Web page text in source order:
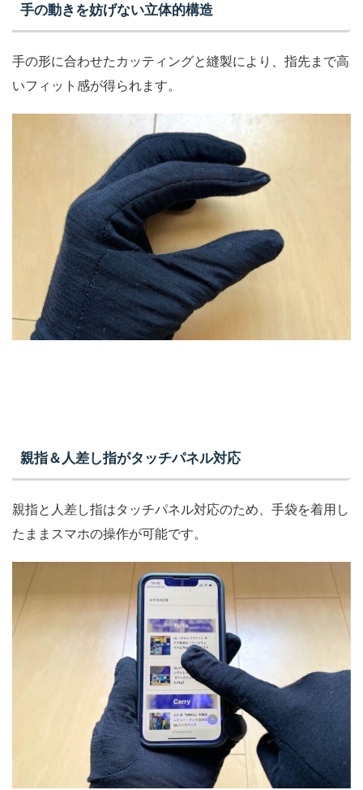
手の動きを妨げない立体的構造
手の形に合わせたカッティングと縫製により、指先まで高
いフィット感が得られます。
親指＆人差し指がタッチパネル対応
親指と人差し指はタッチパネル対応のため、手袋を着用し
たままスマホの操作が可能です。